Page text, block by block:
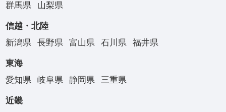
群馬県
山梨県
信越・北陸
新潟県
長野県 富山県 石川県 福井県
東海
愛知県
岐阜県 静岡県 三重県
近畿